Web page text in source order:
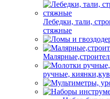
Лебедки, тали,
стяжные
ручные,